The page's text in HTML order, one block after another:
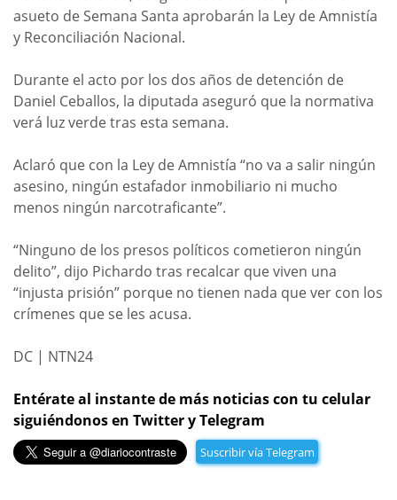
asueto de Semana Santa aprobarán la Ley de Amnistía
y Reconciliación Nacional.
Durante el acto por los dos años de detención de
Daniel Ceballos, la diputada aseguró que la normativa
verá luz verde tras esta semana.
Aclaró que con la Ley de Amnistía “no va a salir ningún
asesino, ningún estafador inmobiliario ni mucho
menos ningún narcotraficante”.
“Ninguno de los presos políticos cometieron ningún
delito”, dijo Pichardo tras recalcar que viven una
“injusta prisión” porque no tienen nada que ver con los
crímenes que se les acusa.
DC | NTN24
Entérate al instante de más noticias con tu celular
siguiéndonos en Twitter y Telegram
Suscribir vía Telegram